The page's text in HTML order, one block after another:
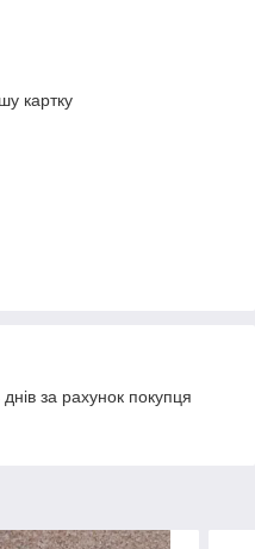
картку
за рахунок покупця